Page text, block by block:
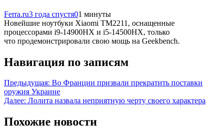
Ferra.ru3 года спустя01 минуты
Новейшие ноутбуки Xiaomi TM2211, оснащенные
процессорами i9-14900HX и i5-14500HX, только
что продемонстрировали свою мощь на Geekbench.
Навигация по записям
Предыдущая: Во Франции призвали прекратить поставки
оружия Украине
Далее: Лолита назвала неприятную черту своего характера
Похожие новости